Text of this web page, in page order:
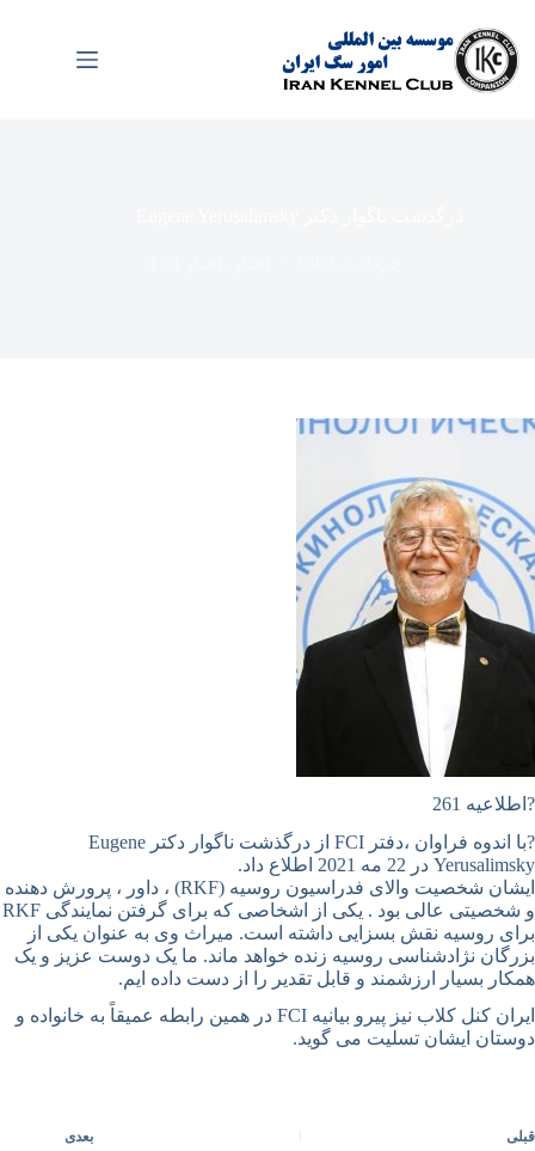
محتوا
?اطلاعیه 261
?با اندوه فراوان ،دفتر FCI از درگذشت ناگوار دکتر Eugene
Yerusalimsky در 22 مه 2021 اطلاع داد.
ایشان شخصیت والای فدراسیون روسیه (RKF) ، داور ، پرورش دهنده
و شخصیتی عالی بود . یکی از اشخاصی که برای گرفتن نمایندگی RKF
برای روسیه نقش بسزایی داشته است. میراث وی به عنوان یکی از
بزرگان نژادشناسی روسیه زنده خواهد ماند. ما یک دوست عزیز و یک
همکار بسیار ارزشمند و قابل تقدیر را از دست داده ایم.
ایران کنل کلاب نیز پیرو بیانیه FCI در همین رابطه عمیقاً به خانواده و
دوستان ایشان تسلیت می گوید.
قبلی بعدی